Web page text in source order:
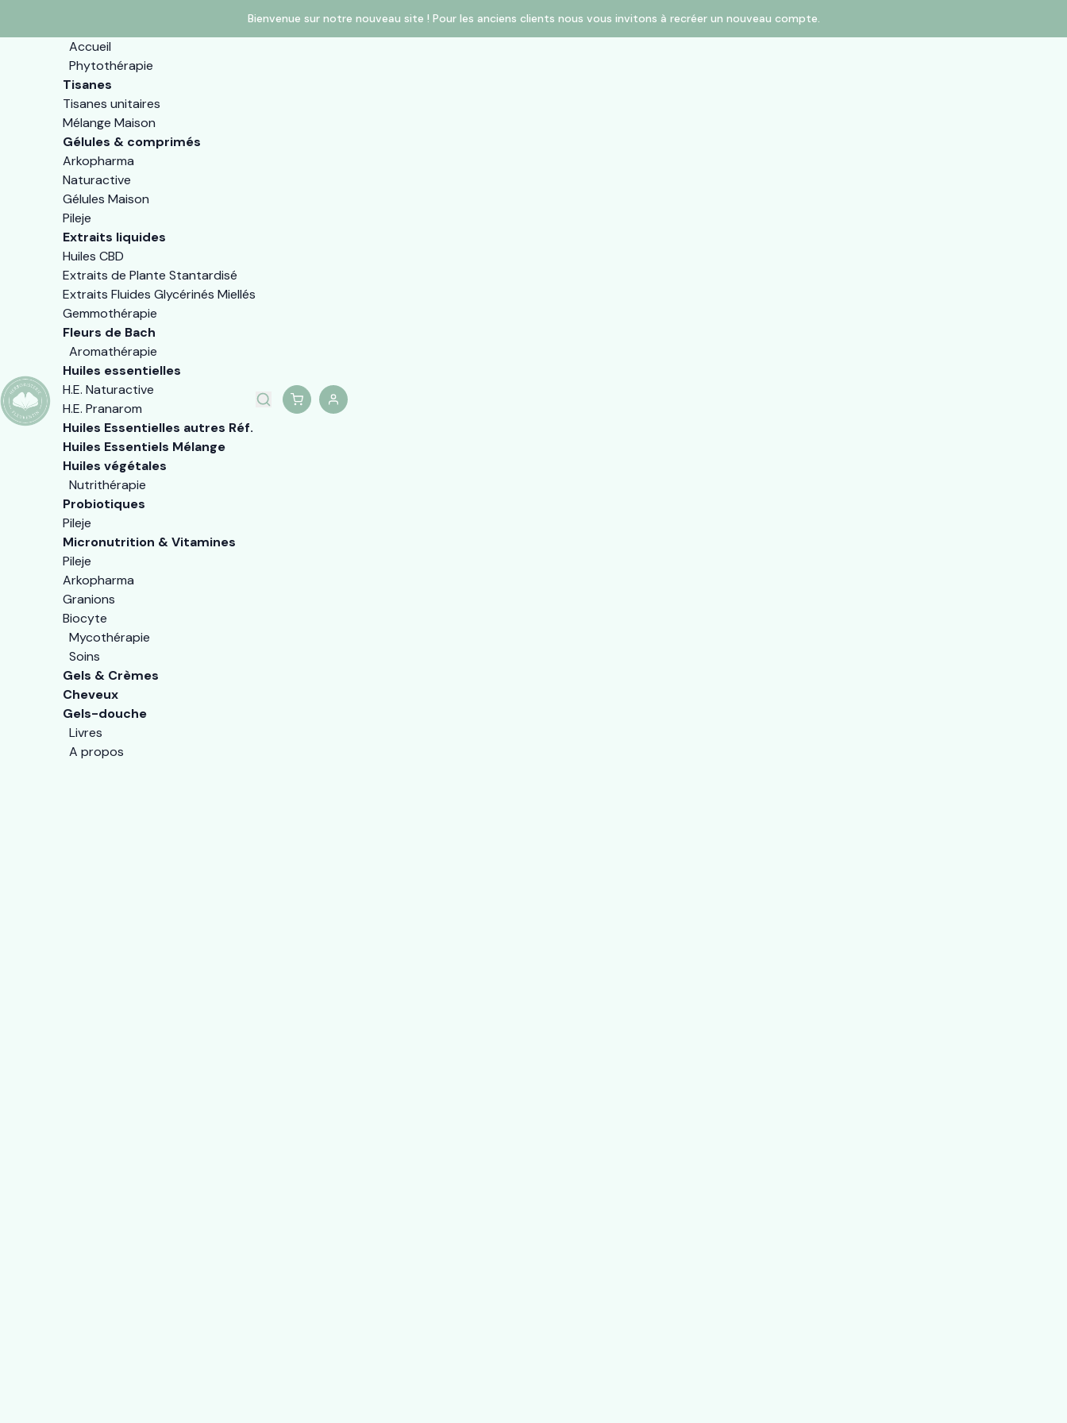
Bienvenue sur notre nouveau site ! Pour les anciens clients nous vous invitons à recréer un nouveau compte.
Accueil
Phytothérapie
Tisanes
Tisanes unitaires
Mélange Maison
Gélules & comprimés
Arkopharma
Naturactive
Gélules Maison
Pileje
Extraits liquides
Huiles CBD
Extraits de Plante Stantardisé
Extraits Fluides Glycérinés Miellés
Gemmothérapie
Fleurs de Bach
Aromathérapie
Huiles essentielles
H.E. Naturactive
H.E. Pranarom
Huiles Essentielles autres Réf.
Huiles Essentiels Mélange
Huiles végétales
Nutrithérapie
Probiotiques
Pileje
Micronutrition & Vitamines
Pileje
Arkopharma
Granions
Biocyte
Mycothérapie
Soins
Gels & Crèmes
Cheveux
Gels-douche
Livres
A propos